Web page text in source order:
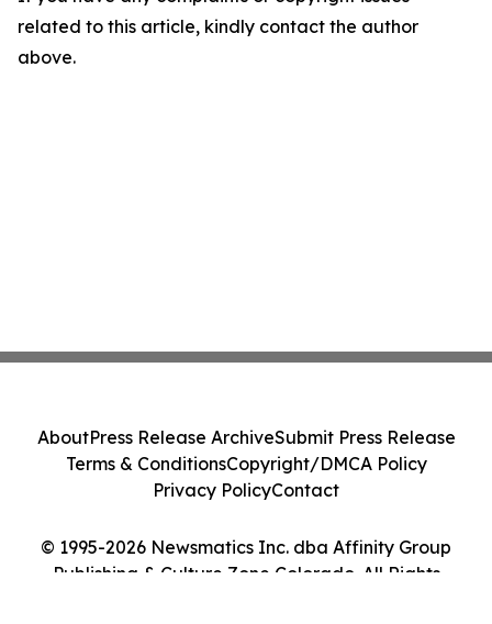
related to this article, kindly contact the author
above.
© 1995-2026 Newsmatics Inc. dba Affinity Group
Publishing & Culture Zone Colorado. All Rights
AboutPress Release ArchiveSubmit Press Release
Terms & ConditionsCopyright/DMCA Policy
Privacy PolicyContact